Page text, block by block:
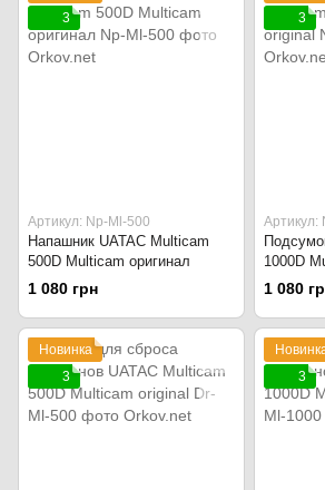
3
Артикул: Np-Ml-500
Напашник UATAC Multicam
500D Multicam оригинал
1 080 грн
3
Артикул:
1000D
1 080
Новинка
3
3